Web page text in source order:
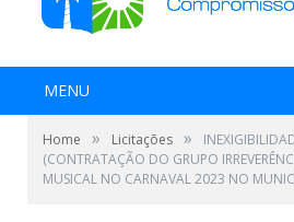
MENU
Home » Licitações »
(CONTRATAÇÃO DO GRUPO
MUSICAL NO CARNAVAL 2023 NO